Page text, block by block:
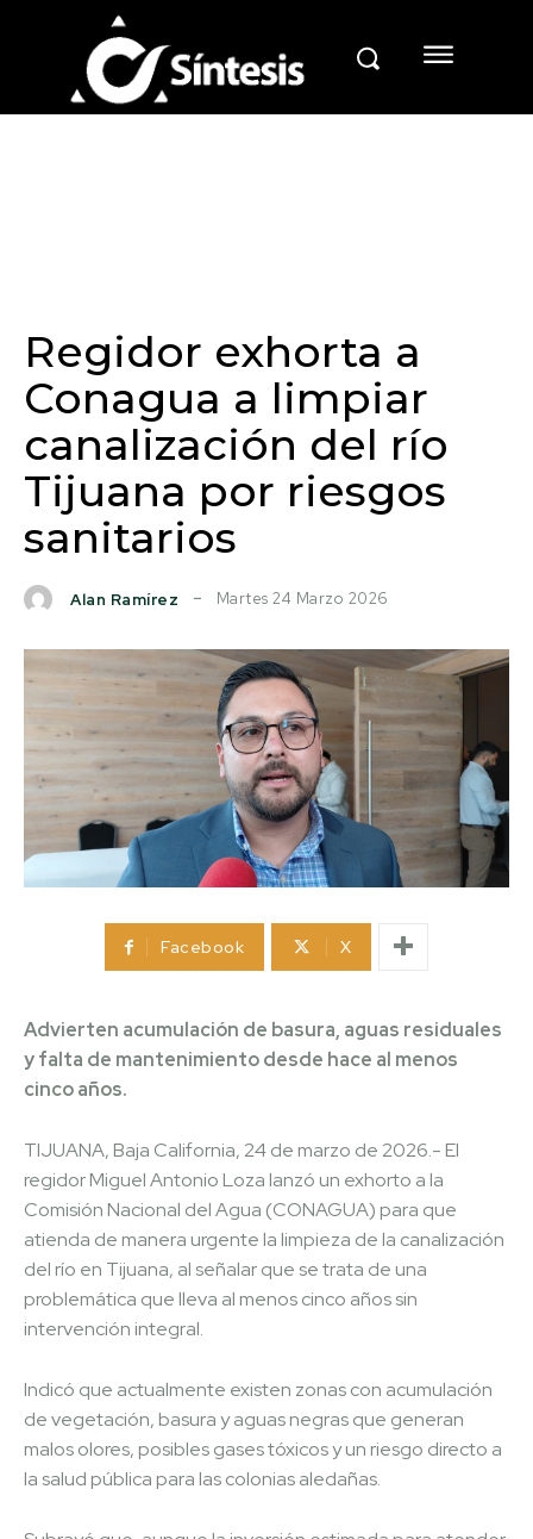
Regidor exhorta a
Conagua a limpiar
canalización del río
Tijuana por riesgos
sanitarios
Alan Ramírez Martes 24 Marzo 2026
Facebook X
Advierten acumulación de basura, aguas residuales
y falta de mantenimiento desde hace al menos
cinco años.
TIJUANA, Baja California, 24 de marzo de 2026.- El
regidor Miguel Antonio Loza lanzó un exhorto a la
Comisión Nacional del Agua (CONAGUA) para que
atienda de manera urgente la limpieza de la canalización
del río en Tijuana, al señalar que se trata de una
problemática que lleva al menos cinco años sin
intervención integral.
Indicó que actualmente existen zonas con acumulación
de vegetación, basura y aguas negras que generan
malos olores, posibles gases tóxicos y un riesgo directo a
la salud pública para las colonias aledañas.